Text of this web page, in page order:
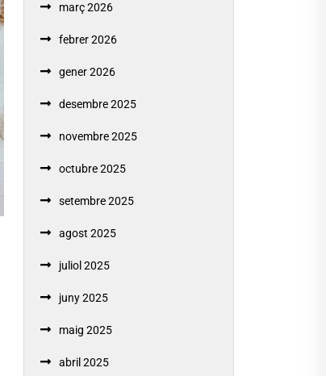
març 2026
febrer 2026
gener 2026
desembre 2025
novembre 2025
octubre 2025
setembre 2025
agost 2025
juliol 2025
juny 2025
maig 2025
abril 2025